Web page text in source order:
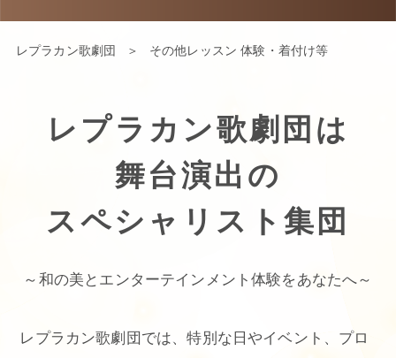
レプラカン歌劇団 ＞ その他レッスン 体験・着付け等
レプラカン歌劇団は
舞台演出の
スペシャリスト集団
～和の美とエンターテインメント体験をあなたへ～
レプラカン歌劇団では、特別な日やイベント、プロ